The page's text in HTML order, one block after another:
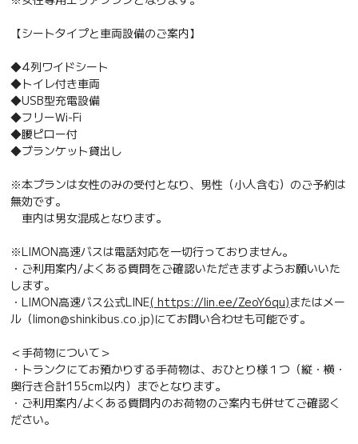
【シートタイプと車両設備のご案内】
◆4列ワイドシート
◆トイレ付き車両
◆USB型充電設備
◆フリーWi-Fi
◆腰ピロー付
◆ブランケット貸出し
※本プランは女性のみの受付となり、男性（小人含む）のご予約は
無効です。
車内は男女混成となります。
※LIMON高速バスは電話対応を一切行っておりません。
・ご利用案内/よくある質問をご確認いただきますようお願いいた
します。
・LIMON高速バス公式LINE( https://lin.ee/ZeoY6qu)またはメー
ル（limon@shinkibus.co.jp)にてお問い合わせも可能です。
＜手荷物について＞
・トランクにてお預かりする手荷物は、おひとり様１つ（縦・横・
奥行き合計155cm以内）までとなります。
・ご利用案内/よくある質問内のお荷物のご案内も併せてご確認く
ださい。